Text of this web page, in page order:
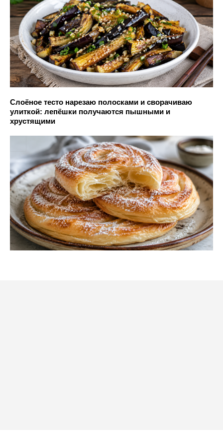
Слоёное тесто нарезаю полосками и сворачиваю
улиткой: лепёшки получаются пышными и
хрустящими